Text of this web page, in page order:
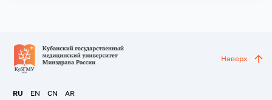
RU EN CN AR
Наверх